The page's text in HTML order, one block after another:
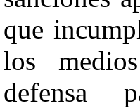
que
los
defensa